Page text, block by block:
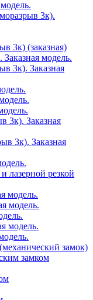
3к).
3к) (заказная)
модель.
3к). Заказная
3к). Заказная
3к). Заказная
лазерной резкой
модель.
модель.
модель.
замок)
замком